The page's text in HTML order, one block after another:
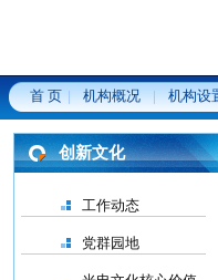
首 页 机构概况 机构设
创新文化
工作动态
党群园地